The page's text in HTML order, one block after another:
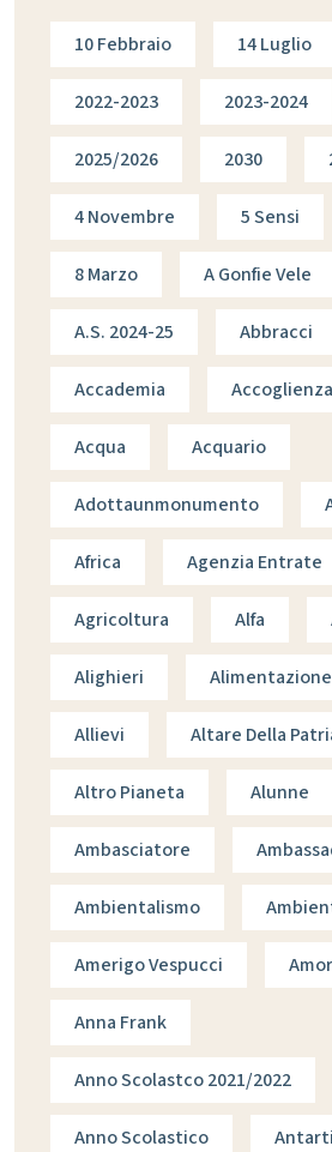
10 Febbraio 14 Luglio
2022-2023 2023-2024
2025/2026 2030
4 Novembre 5 Sensi
8 Marzo A Gonfie Vele
A.s. 2024-25 Abbracci
Accademia Accoglienza
Acqua Acquario
Adottaunmonumento
Africa Agenzia Entrate
Agricoltura Alfa
Alighieri Alimentazione
Allievi Altare Della
Altro Pianeta Alunne
Ambasciatore
Ambientalismo
Amerigo Vespucci
Anna Frank
Anno Scolastco 2021/2022
Anno Scolastico